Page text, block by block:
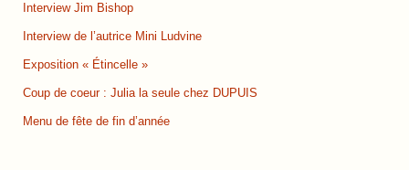
Interview Jim Bishop
Interview de l’autrice Mini Ludvine
Exposition « Étincelle »
Coup de coeur : Julia la seule chez DUPUIS
Menu de fête de fin d’année